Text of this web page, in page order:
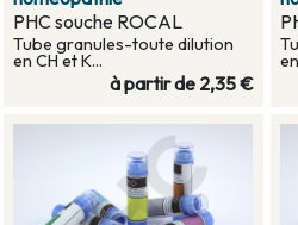
PHC souche ROCAL
Tube granules-toute dilution
en CH et K...
à partir de 2,35 €